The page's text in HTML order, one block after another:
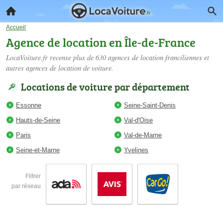
Accueil
Agence de location en Île-de-France
LocaVoiture.fr recense plus de 630 agences de location franciliennes et
autres agences de location de voiture.
Locations de voiture par département
Essonne
Hauts-de-Seine
Paris
Seine-et-Marne
Seine-Saint-Denis
Val-d'Oise
Val-de-Marne
Yvelines
Filtrer
par réseau